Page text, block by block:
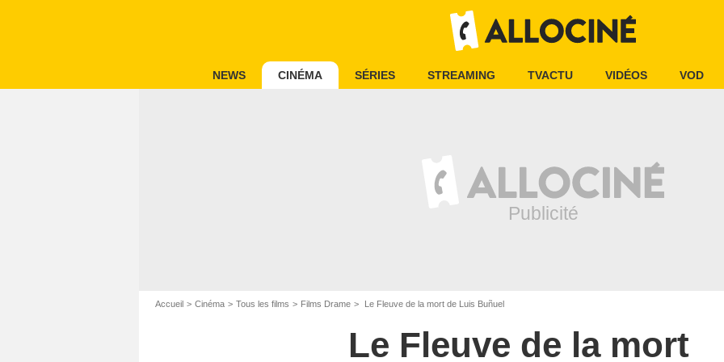
NEWS CINÉMA SÉRIES STREAMING TVACTU VIDÉOS VOD
Accueil Cinéma Tous les films Films Drame Le Fleuve de la mort de Luis Buñuel
Le Fleuve de la mort